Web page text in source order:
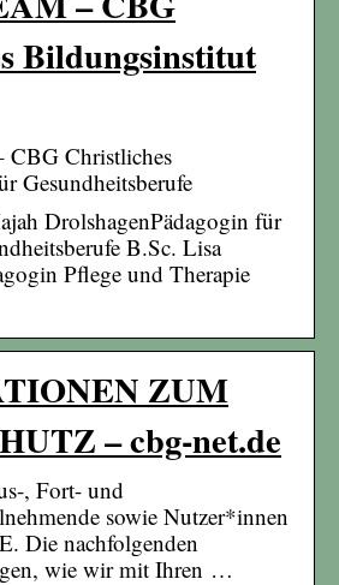
Bildungsinstitut
Christliches
Gesundheitsberufe
DrolshagenPädagogin für
B.Sc. Lisa
Pflege und Therapie
ZUM
– cbg-net.de
, Fort- und
sowie Nutzer*innen
Die nachfolgenden
wie wir mit Ihren …